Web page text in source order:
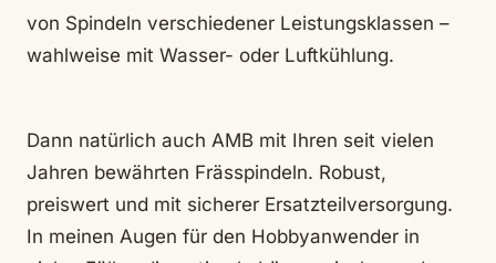
von Spindeln verschiedener Leistungsklassen –
wahlweise mit Wasser- oder Luftkühlung.
Dann natürlich auch AMB mit Ihren seit vielen
Jahren bewährten Frässpindeln. Robust,
preiswert und mit sicherer Ersatzteilversorgung.
In meinen Augen für den Hobbyanwender in